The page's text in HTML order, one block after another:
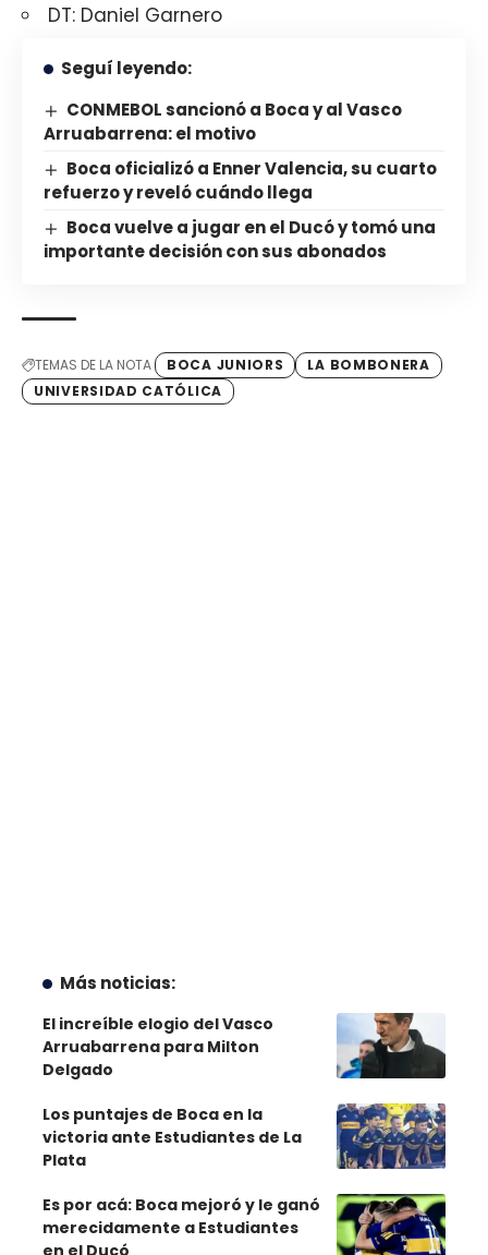
DT: Daniel Garnero
Seguí leyendo:
CONMEBOL sancionó a Boca y al Vasco
Arruabarrena: el motivo
Boca oficializó a Enner Valencia, su cuarto
refuerzo y reveló cuándo llega
Boca vuelve a jugar en el Ducó y tomó una
importante decisión con sus abonados
TEMAS DE LA NOTA BOCA JUNIORS
LA BOMBONERA
UNIVERSIDAD CATÓLICA
Más noticias:
El increíble elogio del Vasco
Arruabarrena para Milton
Delgado
Los puntajes de Boca en la
victoria ante Estudiantes de La
Plata
Es por acá: Boca mejoró y le ganó
merecidamente a Estudiantes
en el Ducó